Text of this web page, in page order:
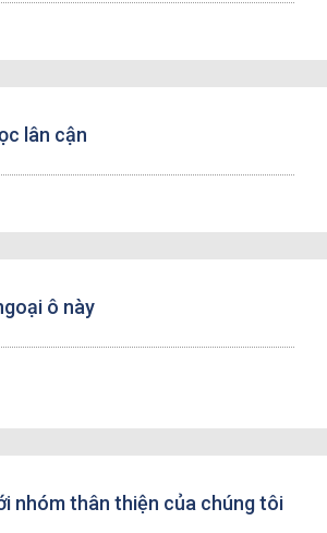
lân cận
ô này
nhóm thân thiện của chúng tôi